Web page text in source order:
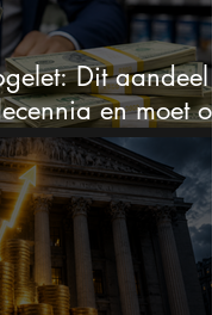
Dit aandeel
en moet op